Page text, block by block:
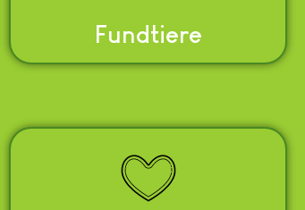
Fundtiere